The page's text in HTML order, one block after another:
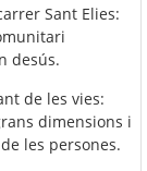
Sant Elies:
desús.
de les vies:
dimensions i
les persones.